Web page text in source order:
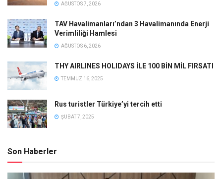
AĞUSTOS 7, 2026
TAV Havalimanları’ndan 3 Havalimanında Enerji
Verimliliği Hamlesi
AĞUSTOS 6, 2026
THY AIRLINES HOLIDAYS İLE 100 BİN MİL FIRSATI
TEMMUZ 16, 2025
Rus turistler Türkiye’yi tercih etti
ŞUBAT 7, 2025
Son Haberler